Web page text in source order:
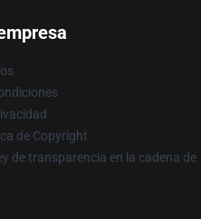
de Copyright
de transparencia en la cadena de